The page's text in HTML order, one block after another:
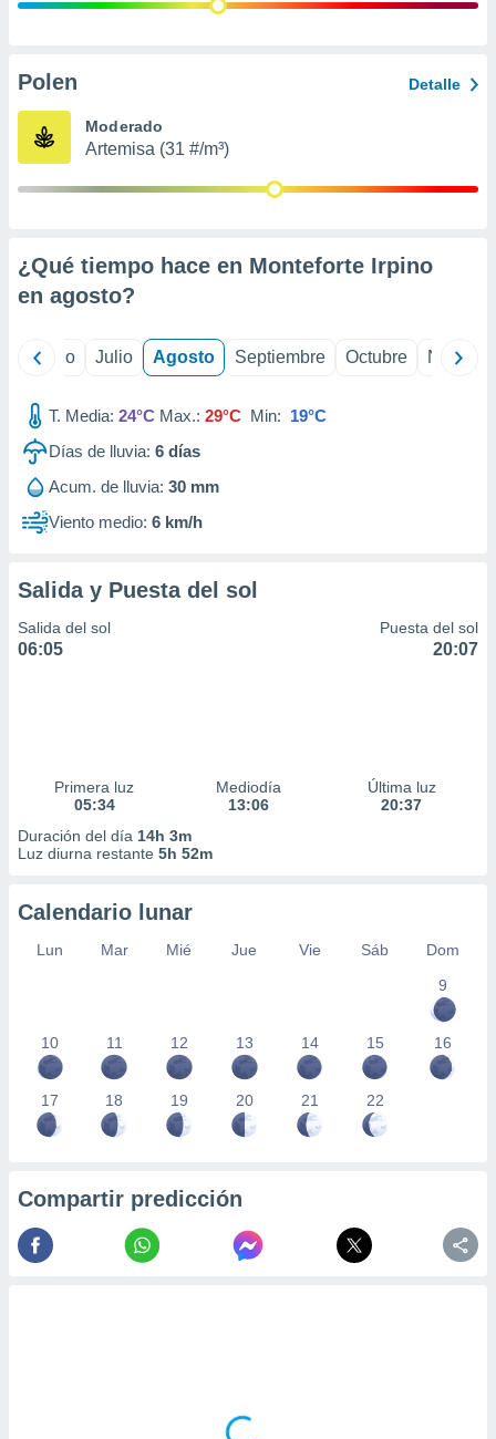
publicidad
de
Polen Detalle
Moderado
Artemisa (31 #/m³)
¿Qué tiempo hace en Monteforte Irpino
en agosto?
Junio Julio Agosto Septiembre Octubre
T. Media: 24°C Max.: 29°C Min: 19°C
Días de lluvia: 6 días
Acum. de lluvia: 30 mm
Viento medio: 6 km/h
Salida y Puesta del sol
Salida del sol
06:05
Puesta del sol
20:07
Primera luz
05:34
Mediodía
13:06
Última luz
20:37
Duración del día 14h 3m
Luz diurna restante 5h 52m
Calendario lunar
Lun Mar Mié Jue Vie Sáb
Dom
9
10 11 12 13 14 15 16
17 18 19 20 21 22
Compartir predicción